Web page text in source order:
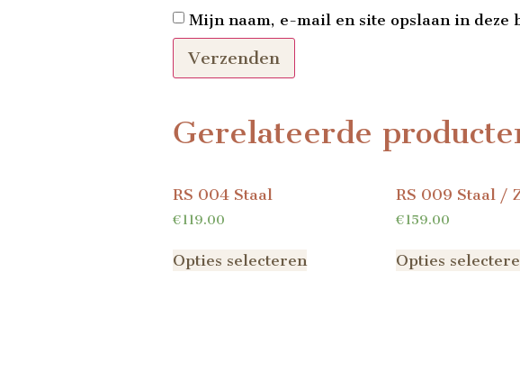
Mijn naam, e-mail en site opslaan in deze
Gerelateerde
RS 004 Staal
€119.00
Opties selecteren
RS 009 Staal /
€159.00
Opties